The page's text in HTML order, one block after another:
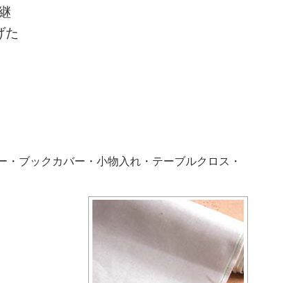
た
ブックカバー・小物入れ・テーブルクロス・